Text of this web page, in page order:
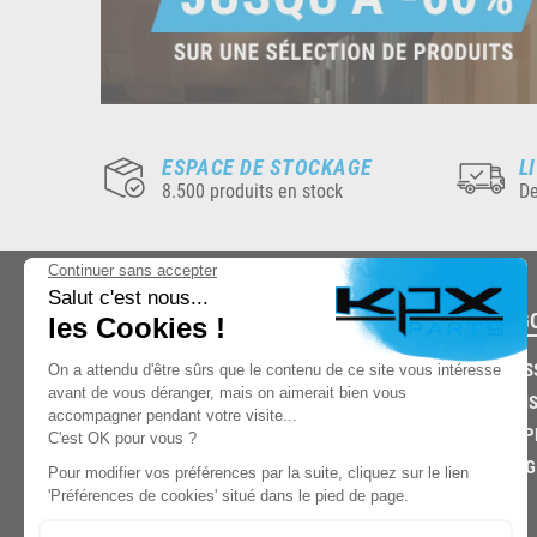
ESPACE DE STOCKAGE
8.500 produits en stock
03.85.32.96.74
© 2026 -KPX PARTS- SITE CRÉÉ PARLET'S CLIC